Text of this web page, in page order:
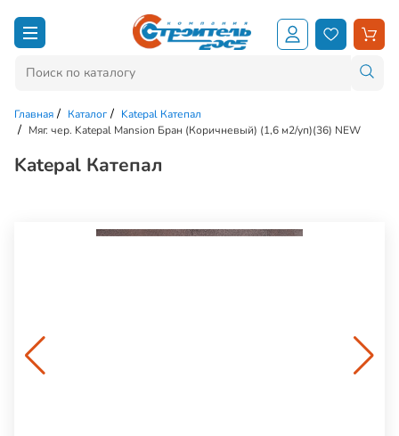
Главная Каталог
Katepal Катепал
Мяг. чер. Katepal Mansion Бран (Коричневый) (1,6 м2/уп)(36) NEW
Katepal Катепал